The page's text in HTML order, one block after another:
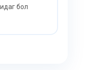
бол